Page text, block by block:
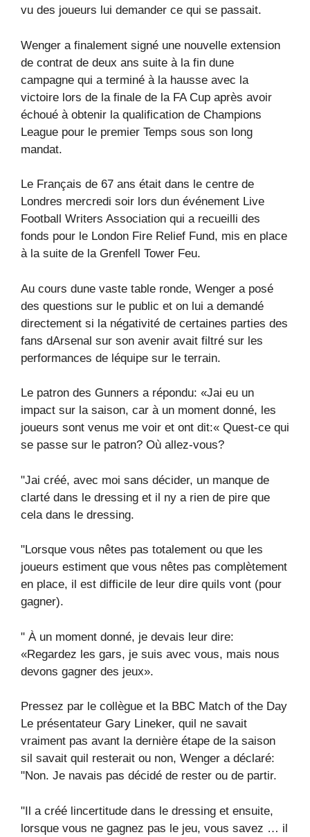
vu des joueurs lui demander ce qui se passait.
Wenger a finalement signé une nouvelle extension
de contrat de deux ans suite à la fin dune
campagne qui a terminé à la hausse avec la
victoire lors de la finale de la FA Cup après avoir
échoué à obtenir la qualification de Champions
League pour le premier Temps sous son long
mandat.
Le Français de 67 ans était dans le centre de
Londres mercredi soir lors dun événement Live
Football Writers Association qui a recueilli des
fonds pour le London Fire Relief Fund, mis en place
à la suite de la Grenfell Tower Feu.
Au cours dune vaste table ronde, Wenger a posé
des questions sur le public et on lui a demandé
directement si la négativité de certaines parties des
fans dArsenal sur son avenir avait filtré sur les
performances de léquipe sur le terrain.
Le patron des Gunners a répondu: «Jai eu un
impact sur la saison, car à un moment donné, les
joueurs sont venus me voir et ont dit:« Quest-ce qui
se passe sur le patron? Où allez-vous?
"Jai créé, avec moi sans décider, un manque de
clarté dans le dressing et il ny a rien de pire que
cela dans le dressing.
"Lorsque vous nêtes pas totalement ou que les
joueurs estiment que vous nêtes pas complètement
en place, il est difficile de leur dire quils vont (pour
gagner).
" À un moment donné, je devais leur dire:
«Regardez les gars, je suis avec vous, mais nous
devons gagner des jeux».
Pressez par le collègue et la BBC Match of the Day
Le présentateur Gary Lineker, quil ne savait
vraiment pas avant la dernière étape de la saison
sil savait quil resterait ou non, Wenger a déclaré:
"Non. Je navais pas décidé de rester ou de partir.
"Il a créé lincertitude dans le dressing et ensuite,
lorsque vous ne gagnez pas le jeu, vous savez … il